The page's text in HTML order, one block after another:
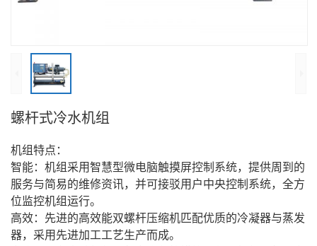
螺杆式冷水机组
机组特点：
智能：机组采用智慧型微电脑触摸屏控制系统，提供周到的
服务与简易的维修资讯，并可接驳用户中央控制系统，全方
位监控机组运行。
高效：先进的高效能双螺杆压缩机匹配优质的冷凝器与蒸发
器，采用先进加工工艺生产而成。